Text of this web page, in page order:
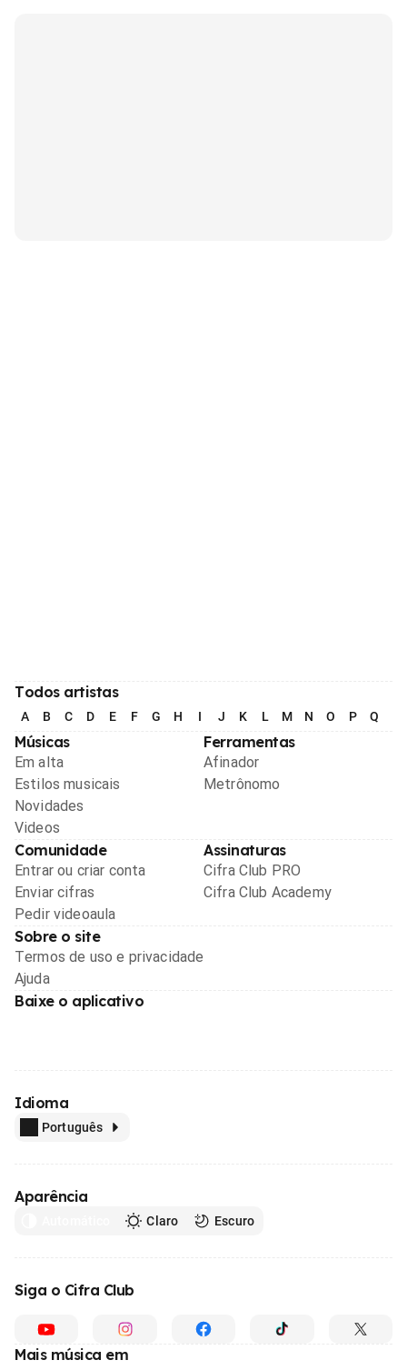
Todos artistas
A B C D E F G H I J K L M N O P Q
Músicas
Em alta
Estilos musicais
Novidades
Videos
Ferramentas
Afinador
Metrônomo
Comunidade
Entrar ou criar conta
Enviar cifras
Pedir videoaula
Assinaturas
Cifra Club PRO
Cifra Club Academy
Sobre o site
Termos de uso e privacidade
Ajuda
Baixe o aplicativo
Idioma
Português
Aparência
Claro Escuro
Siga o Cifra Club
Mais música em